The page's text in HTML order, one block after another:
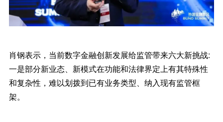
肖钢表示，当前数字金融创新发展给监管带来六大新挑战:
一是部分新业态、新模式在功能和法律界定上有其特殊性
和复杂性，难以划拨到已有业务类型、纳入现有监管框
架。